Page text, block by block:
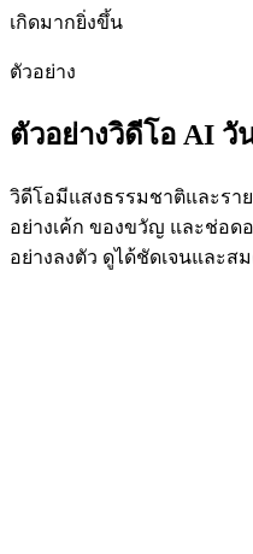
เกิดมากยิ่งขึ้น
ตัวอย่าง
ตัวอย่างวิดีโอ AI วั
วิดีโอมีแสงธรรมชาติและรา
อย่างเค้ก ของขวัญ และช่อด
อย่างลงตัว ดูได้ชัดเจนและ